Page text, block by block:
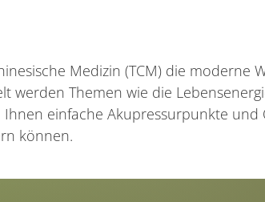
Medizin (TCM) die moderne
Themen wie die
einfache Akupressurpunkte und
können.